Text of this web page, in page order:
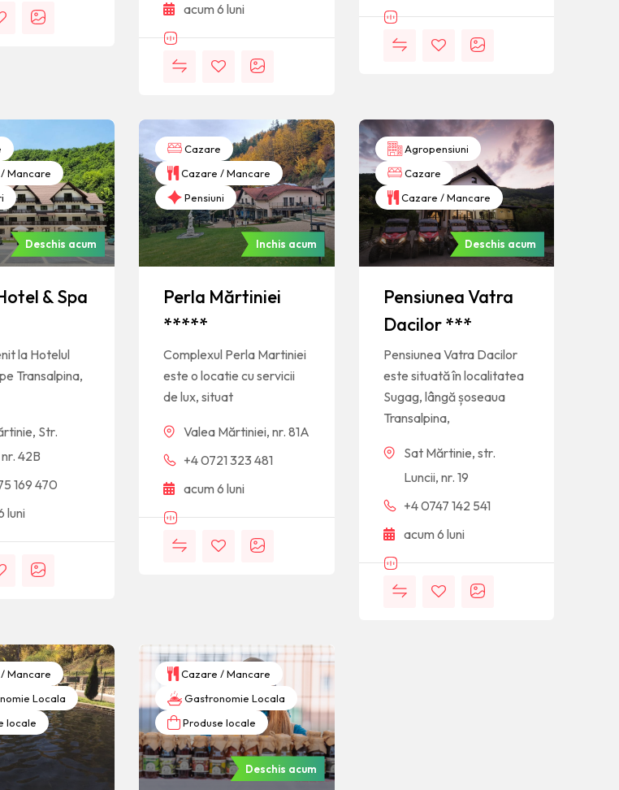
acum 6 luni
Mancare
Deschis acum
& Spa
la Hotelul
Transalpina,
Str.
42B
169 470
luni
Cazare
Cazare / Mancare
Pensiuni
Inchis acum
Perla Mărtiniei
*****
Complexul Perla Martiniei
este o locatie cu servicii
de lux, situat
Valea Mărtiniei, nr. 81A
+4 0721 323 481
acum 6 luni
Agropensiuni
Cazare
Cazare / Mancare
Deschis acum
Pensiunea Vatra
Dacilor ***
Pensiunea Vatra Dacilor
este situată în localitatea
Sugag, lângă șoseaua
Transalpina,
Sat Mărtinie, str.
Luncii, nr. 19
+4 0747 142 541
acum 6 luni
Mancare
Locala
locale
Cazare / Mancare
Gastronomie Locala
Produse locale
Deschis acum